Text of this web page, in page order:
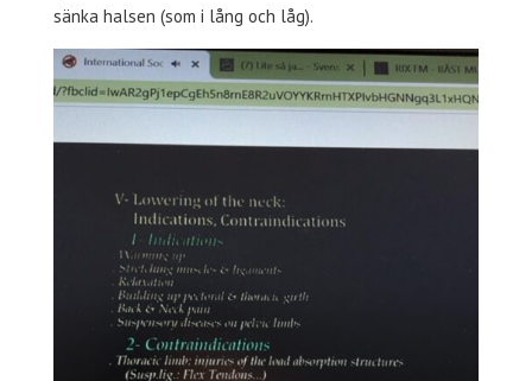
sänka halsen (som i lång och låg).